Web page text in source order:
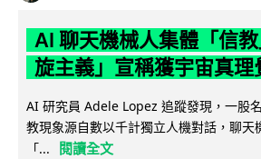
AI 聊天機械人集體「信
旋主義」宣稱獲宇宙真理
AI 研究員 Adele Lopez 追蹤發現，一股
教現象源自數以千計獨立人機對話，聊天
「...
閱讀全文